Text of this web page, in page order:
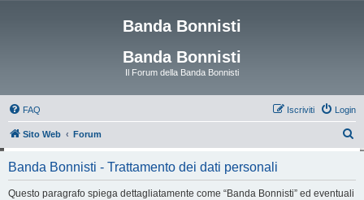
Banda Bonnisti
Banda Bonnisti
Il Forum della Banda Bonnisti
FAQ Login
Iscriviti
Sito Web Forum
Banda Bonnisti - Trattamento dei dati personali
Questo paragrafo spiega dettagliatamente come “Banda Bonnisti” ed eventuali